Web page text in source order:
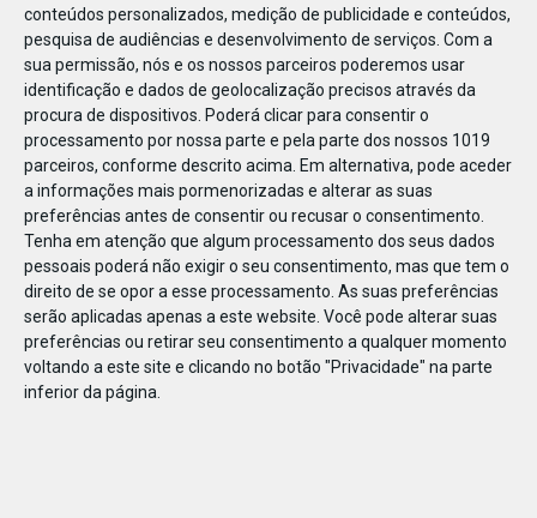
conteúdos personalizados, medição de publicidade e conteúdos,
pesquisa de audiências e desenvolvimento de serviços. Com a
sua permissão, nós e os nossos parceiros poderemos usar
identificação e dados de geolocalização precisos através da
procura de dispositivos. Poderá clicar para consentir o
processamento por nossa parte e pela parte dos nossos 1019
parceiros, conforme descrito acima. Em alternativa, pode aceder
a informações mais pormenorizadas e alterar as suas
preferências antes de consentir ou recusar o consentimento.
Tenha em atenção que algum processamento dos seus dados
pessoais poderá não exigir o seu consentimento, mas que tem o
direito de se opor a esse processamento. As suas preferências
serão aplicadas apenas a este website. Você pode alterar suas
preferências ou retirar seu consentimento a qualquer momento
voltando a este site e clicando no botão "Privacidade" na parte
inferior da página.
1180671649670761